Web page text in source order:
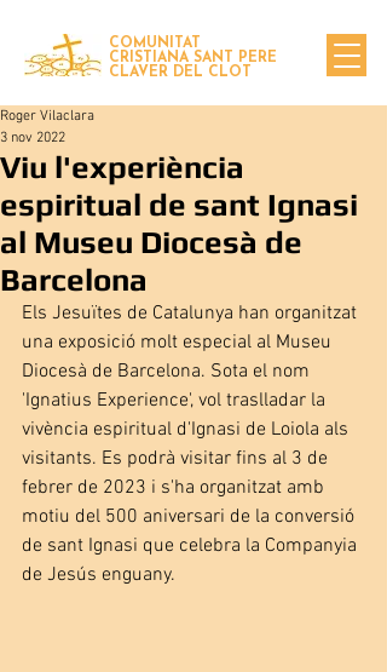
COMUNITAT
CRISTIANA SANT PERE
CLAVER DEL CLOT
Viu l'experiència
espiritual de sant Ignasi
al Museu Diocesà de
Barcelona
Roger Vilaclara
3 nov 2022
Els Jesuïtes de Catalunya han organitzat
una exposició molt especial al Museu
Diocesà de Barcelona. Sota el nom
'Ignatius Experience', vol traslladar la
vivència espiritual d'Ignasi de Loiola als
visitants. Es podrà visitar fins al 3 de
febrer de 2023 i s'ha organitzat amb
motiu del 500 aniversari de la conversió
de sant Ignasi que celebra la Companyia
de Jesús enguany.